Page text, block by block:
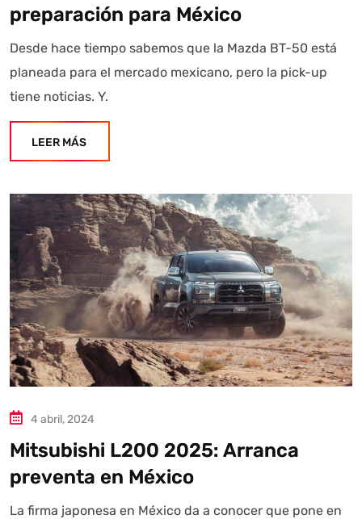
preparación para México
Desde hace tiempo sabemos que la Mazda BT-50 está
planeada para el mercado mexicano, pero la pick-up
tiene noticias. Y.
LEER MÁS
4 abril, 2024
Mitsubishi L200 2025: Arranca
preventa en México
La firma japonesa en México da a conocer que pone en